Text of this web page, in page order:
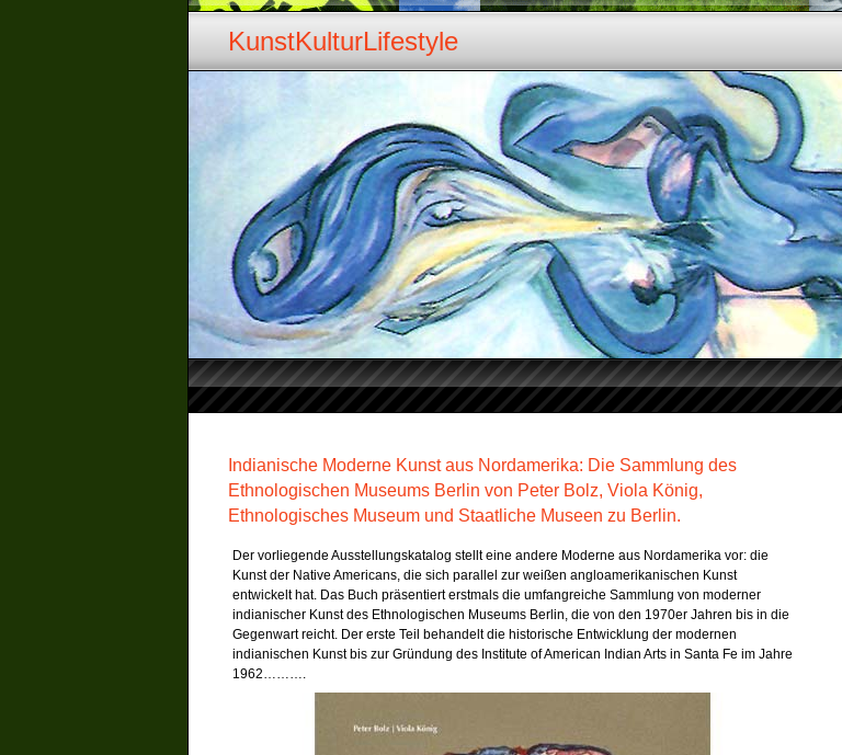
KunstKulturLifestyle
Indianische Moderne Kunst aus Nordamerika: Die Sammlung des
Ethnologischen Museums Berlin von Peter Bolz, Viola König,
Ethnologisches Museum und Staatliche Museen zu Berlin.
Der vorliegende Ausstellungskatalog stellt eine andere Moderne aus Nordamerika vor: die
Kunst der Native Americans, die sich parallel zur weißen angloamerikanischen Kunst
entwickelt hat. Das Buch präsentiert erstmals die umfangreiche Sammlung von moderner
indianischer Kunst des Ethnologischen Museums Berlin, die von den 1970er Jahren bis in die
Gegenwart reicht. Der erste Teil behandelt die historische Entwicklung der modernen
indianischen Kunst bis zur Gründung des Institute of American Indian Arts in Santa Fe im Jahre
1962……….